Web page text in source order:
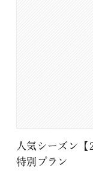
人気シーズン【
特別プラン